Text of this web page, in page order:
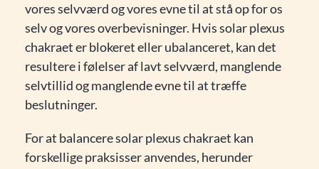
vores selvværd og vores evne til at stå op for os
selv og vores overbevisninger. Hvis solar plexus
chakraet er blokeret eller ubalanceret, kan det
resultere i følelser af lavt selvværd, manglende
selvtillid og manglende evne til at træffe
beslutninger.
For at balancere solar plexus chakraet kan
forskellige praksisser anvendes, herunder